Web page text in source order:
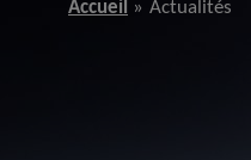
Accueil Actualités